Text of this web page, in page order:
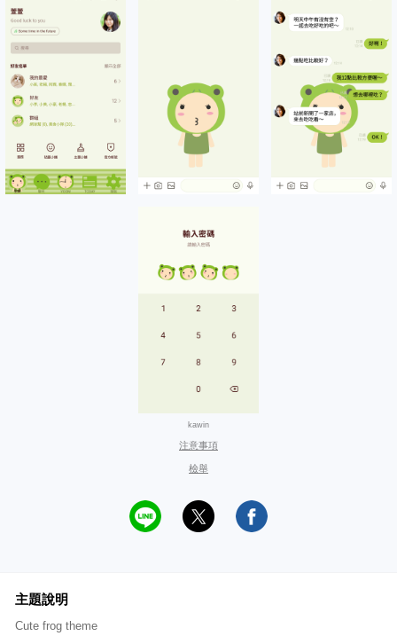
kawin
注意事項
檢舉
主題說明
Cute frog theme